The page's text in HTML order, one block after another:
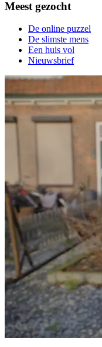
Meest gezocht
De online puzzel
De slimste mens
Een huis vol
Nieuwsbrief